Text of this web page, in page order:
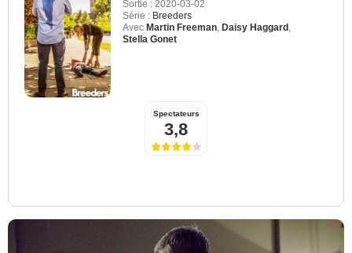
Sortie : 2020-03-02
Série : Breeders
Avec Martin Freeman Daisy Haggard
Stella Gonet
Spectateurs
3,8